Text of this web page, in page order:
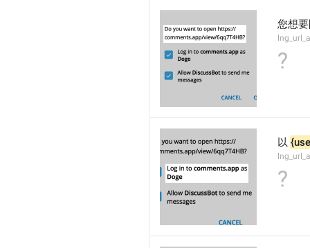
您想
?
以
?